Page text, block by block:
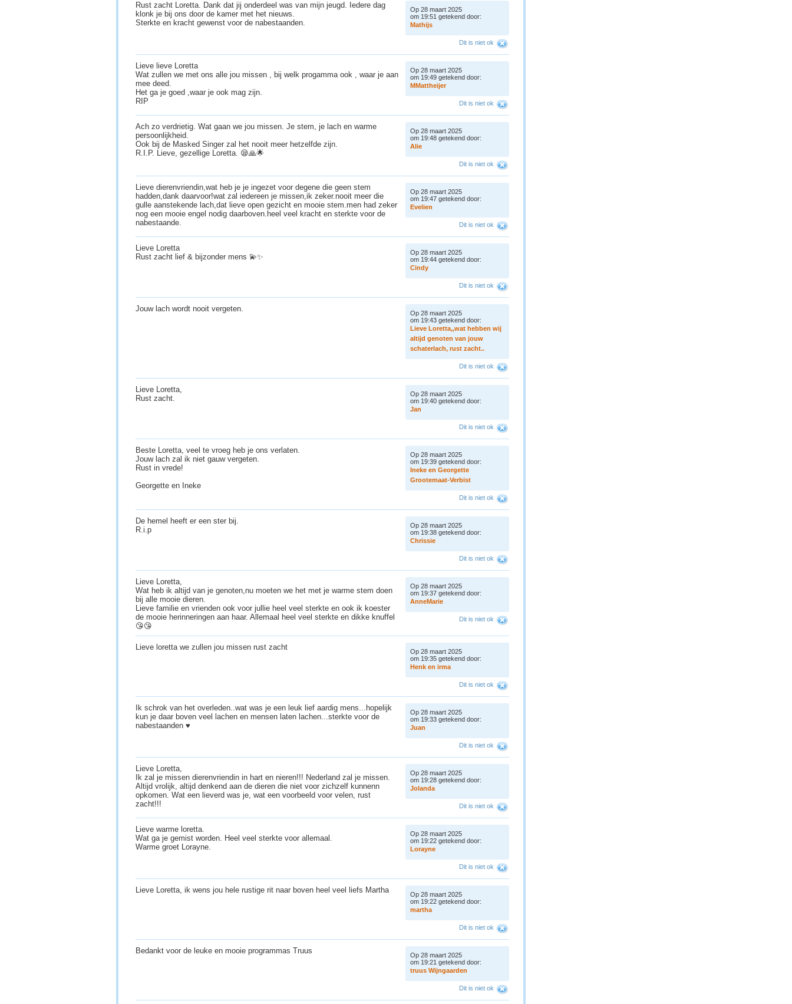
Rust zacht Loretta. Dank dat jij onderdeel was van mijn jeugd. Iedere dag
klonk je bij ons door de kamer met het nieuws.
Sterkte en kracht gewenst voor de nabestaanden.
Op 28 maart 2025
om 19:51 getekend door:
Mathijs
Dit is niet ok
Lieve lieve Loretta
Wat zullen we met ons alle jou missen , bij welk progamma ook , waar je aan
mee deed.
Het ga je goed ,waar je ook mag zijn.
RIP
Op 28 maart 2025
om 19:49 getekend door:
MMattheijer
Dit is niet ok
Ach zo verdrietig. Wat gaan we jou missen. Je stem, je lach en warme
persoonlijkheid.
Ook bij de Masked Singer zal het nooit meer hetzelfde zijn.
R.I.P. Lieve, gezellige Loretta. 😪🙏🌟
Op 28 maart 2025
om 19:48 getekend door:
Alie
Dit is niet ok
Lieve dierenvriendin,wat heb je je ingezet voor degene die geen stem
hadden,dank daarvoor!wat zal iedereen je missen,ik zeker.nooit meer die
gulle aanstekende lach,dat lieve open gezicht en mooie stem.men had zeker
nog een mooie engel nodig daarboven.heel veel kracht en sterkte voor de
nabestaande.
Op 28 maart 2025
om 19:47 getekend door:
Evelien
Dit is niet ok
Lieve Loretta
Rust zacht lief & bijzonder mens 💫✨
Op 28 maart 2025
om 19:44 getekend door:
Cindy
Dit is niet ok
Jouw lach wordt nooit vergeten.
Op 28 maart 2025
om 19:43 getekend door:
Lieve Loretta,,wat hebben wij
altijd genoten van jouw
schaterlach, rust zacht..
Dit is niet ok
Lieve Loretta,
Rust zacht.
Op 28 maart 2025
om 19:40 getekend door:
Jan
Dit is niet ok
Beste Loretta, veel te vroeg heb je ons verlaten.
Jouw lach zal ik niet gauw vergeten.
Rust in vrede!
Georgette en Ineke
Op 28 maart 2025
om 19:39 getekend door:
Ineke en Georgette
Grootemaat-Verbist
Dit is niet ok
De hemel heeft er een ster bij.
R.i.p
Op 28 maart 2025
om 19:38 getekend door:
Chrissie
Dit is niet ok
Lieve Loretta,
Wat heb ik altijd van je genoten,nu moeten we het met je warme stem doen
bij alle mooie dieren.
Lieve familie en vrienden ook voor jullie heel veel sterkte en ook ik koester
de mooie herinneringen aan haar. Allemaal heel veel sterkte en dikke knuffel
😘😘
Op 28 maart 2025
om 19:37 getekend door:
AnneMarie
Dit is niet ok
Lieve loretta we zullen jou missen rust zacht
Op 28 maart 2025
om 19:35 getekend door:
Henk en irma
Dit is niet ok
Ik schrok van het overleden..wat was je een leuk lief aardig mens...hopelijk
kun je daar boven veel lachen en mensen laten lachen...sterkte voor de
nabestaanden ♥️
Op 28 maart 2025
om 19:33 getekend door:
Juan
Dit is niet ok
Lieve Loretta,
Ik zal je missen dierenvriendin in hart en nieren!!! Nederland zal je missen.
Altijd vrolijk, altijd denkend aan de dieren die niet voor zichzelf kunnenn
opkomen. Wat een lieverd was je, wat een voorbeeld voor velen, rust
zacht!!!
Op 28 maart 2025
om 19:28 getekend door:
Jolanda
Dit is niet ok
Lieve warme loretta.
Wat ga je gemist worden. Heel veel sterkte voor allemaal.
Warme groet Lorayne.
Op 28 maart 2025
om 19:22 getekend door:
Lorayne
Dit is niet ok
Lieve Loretta, ik wens jou hele rustige rit naar boven heel veel liefs Martha
Op 28 maart 2025
om 19:22 getekend door:
martha
Dit is niet ok
Bedankt voor de leuke en mooie programmas Truus
Op 28 maart 2025
om 19:21 getekend door:
truus Wijngaarden
Dit is niet ok